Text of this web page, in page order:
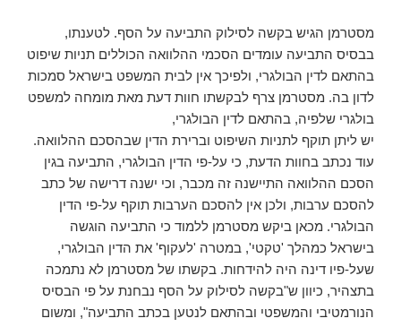
מסטרמן הגיש בקשה לסילוק התביעה על הסף. לטענתו,
בבסיס התביעה עומדים הסכמי ההלוואה הכוללים תניות שיפוט
בהתאם לדין הבולגרי, ולפיכך אין לבית המשפט בישראל סמכות
לדון בה. מסטרמן צרף לבקשתו חוות דעת מאת מומחה למשפט
בולגרי שלפיה, בהתאם לדין הבולגרי,
יש ליתן תוקף לתניות השיפוט וברירת הדין שבהסכם ההלוואה.
עוד נכתב בחוות הדעת, כי על-פי הדין הבולגרי, התביעה בגין
הסכם ההלוואה התיישנה זה מכבר, וכי ישנה דרישה של כתב
להסכם ערבות, ולכן אין להסכם הערבות תוקף על-פי הדין
הבולגרי. מכאן ביקש מסטרמן ללמוד כי התביעה הוגשה
בישראל כמהלך 'טקטי', במטרה 'לעקוף' את הדין הבולגרי,
שעל-פיו דינה היה להידחות. בקשתו של מסטרמן לא נתמכה
בתצהיר, כיוון ש"בקשה לסילוק על הסף נבחנת על פי הבסיס
הנורמטיבי והמשפטי ובהתאם לנטען בכתב התביעה", ומשום